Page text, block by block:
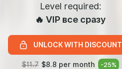
Level required:
🔥 VIP все сразу
UNLOCK WITH DISCOUNT
$11.7 $8.8 per month -25%